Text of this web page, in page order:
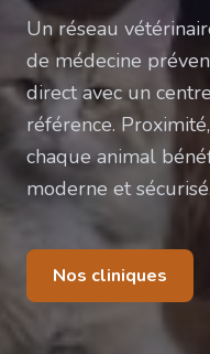
Un réseau
de médecine
direct avec un
référence.
chaque animal
moderne et sécurisé.
Nos cliniques